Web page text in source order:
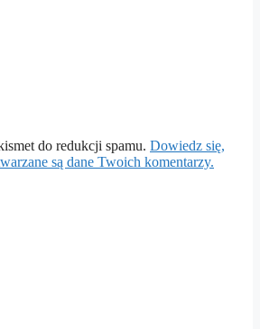
do redukcji spamu. Dowiedz się,
są dane Twoich komentarzy.